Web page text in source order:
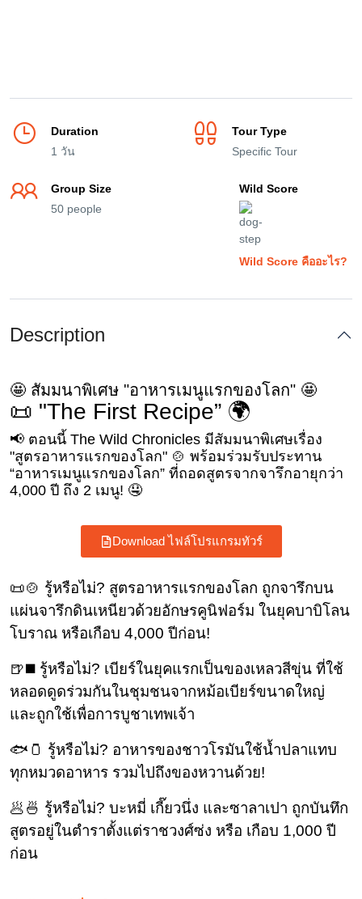
Duration
1 วัน
Tour Type
Specific Tour
Group Size
50 people
Wild Score
Wild Score คืออะไร?
Description
🤩 สัมมนาพิเศษ "อาหารเมนูแรกของโลก" 🤩
📜 "The First Recipe” 🌍
📢 ตอนนี้ The Wild Chronicles มีสัมมนาพิเศษเรื่อง
"สูตรอาหารแรกของโลก" 🍲 พร้อมร่วมรับประทาน
“อาหารเมนูแรกของโลก” ที่ถอดสูตรจากจารึกอายุกว่า
4,000 ปี ถึง 2 เมนู! 🤤
Download ไฟล์โปรแกรมทัวร์
📜🍲 รู้หรือไม่? สูตรอาหารแรกของโลก ถูกจารึกบน
แผ่นจารึกดินเหนียวด้วยอักษรคูนิฟอร์ม ในยุคบาบิโลน
โบราณ หรือเกือบ 4,000 ปีก่อน!
🍺◼️ รู้หรือไม่? เบียร์ในยุคแรกเป็นของเหลวสีขุ่น ที่ใช้
หลอดดูดร่วมกันในชุมชนจากหม้อเบียร์ขนาดใหญ่
และถูกใช้เพื่อการบูชาเทพเจ้า
🐟🫙 รู้หรือไม่? อาหารของชาวโรมันใช้น้ำปลาแทบ
ทุกหมวดอาหาร รวมไปถึงของหวานด้วย!
🥟🍜 รู้หรือไม่? บะหมี่ เกี๊ยวนึ่ง และซาลาเปา ถูกบันทึก
สูตรอยู่ในตำราตั้งแต่ราชวงศ์ซ่ง หรือ เกือบ 1,000 ปี
ก่อน